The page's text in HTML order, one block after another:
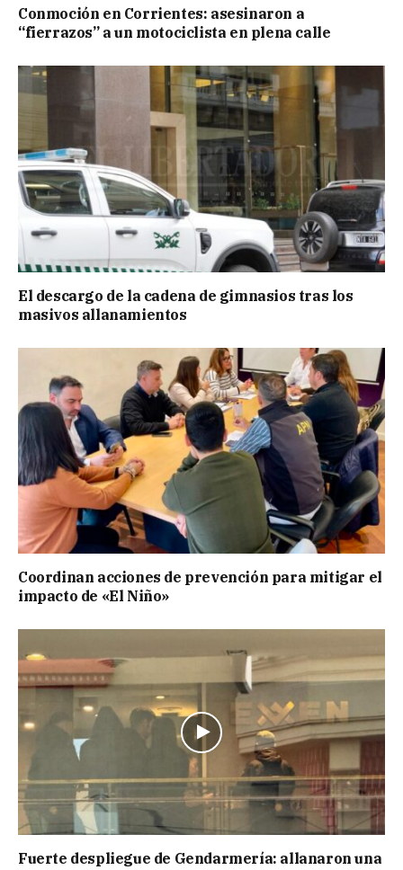
Conmoción en Corrientes: asesinaron a
“fierrazos” a un motociclista en plena calle
El descargo de la cadena de gimnasios tras los
masivos allanamientos
Coordinan acciones de prevención para mitigar el
impacto de «El Niño»
Fuerte despliegue de Gendarmería: allanaron una